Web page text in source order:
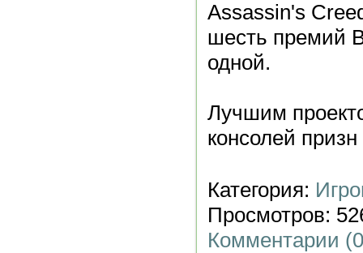
Assassin's
шесть премий
одной.
Лучшим
консолей призн
Категория:
Просмотров:
Комментарии